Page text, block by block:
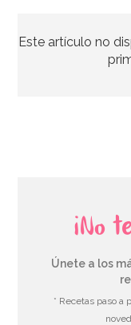
Este artículo no
¡No
Únete a los
* Recetas paso a